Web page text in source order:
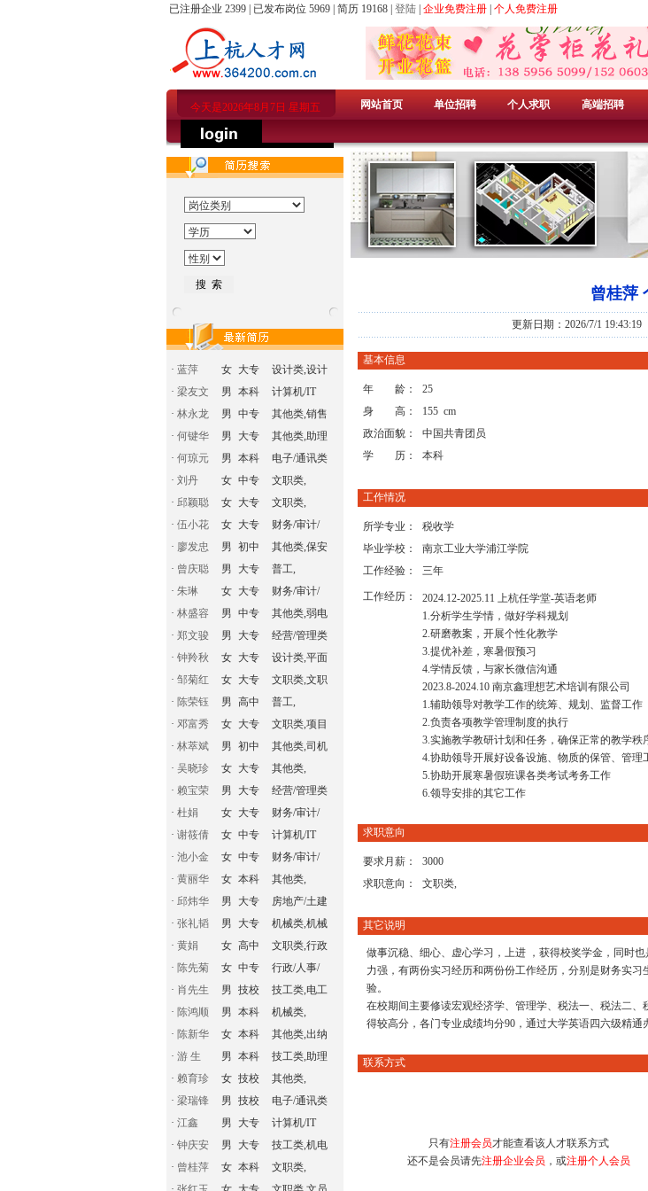
已注册企业 2399 | 已发布岗位 5969 | 简历 19168 | 登陆 企业免费注册 个人免费注册
今天是2026年8月7日 星期五 网站首页 单位招聘 个人求职 高端招聘
· 蓝萍 女 大专
设计类,设计
· 梁友文 男 本科
计算机/IT
· 林永龙 男 中专
其他类,销售
· 何键华 男 大专
其他类,助理
· 何琼元 男 本科
电子/通讯类
· 刘丹 女 中专
文职类,
· 邱颖聪 女 大专
文职类,
· 伍小花 女 大专
财务/审计/
· 廖发忠 男 初中
其他类,保安
· 曾庆聪 男 大专
普工,
· 朱琳 女 大专
财务/审计/
· 林盛容 男 中专
其他类,弱电
· 郑文骏 男 大专
经营/管理类
· 钟羚秋 女 大专
设计类,平面
· 邹菊红 女 大专
文职类,文职
· 陈荣钰 男 高中
普工,
· 邓富秀 女 大专
文职类,项目
· 林萃斌 男 初中
其他类,司机
· 吴晓珍 女 大专
其他类,
· 赖宝荣 男 大专
经营/管理类
· 杜娟 女 大专
财务/审计/
· 谢筱倩 女 中专
计算机/IT
· 池小金 女 中专
财务/审计/
· 黄丽华 女 本科
其他类,
· 邱炜华 男 大专
房地产/土建
· 张礼韬 男 大专
机械类,机械
· 黄娟 女 高中
文职类,行政
· 陈先菊 女 中专
行政/人事/
· 肖先生 男 技校
技工类,电工
· 陈鸿顺 男 本科
机械类,
· 陈新华 女 本科
其他类,出纳
· 游 生 男 本科
技工类,助理
· 赖育珍 女 技校
其他类,
· 梁瑞锋 男 技校
电子/通讯类
· 江鑫 男 大专
计算机/IT
· 钟庆安 男 大专
技工类,机电
· 曾桂萍 女 本科
文职类,
曾桂萍
更新日期：2026/7/1
基本信息
年 龄： 25
身 高：
155 cm
政治面貌：
中国共青团员
学 历：
本科
工作情况
所学专业： 税收学
毕业学校：
南京工业大学浦江学院
工作经验：
三年
工作经历：
2024.12-2025.11 上杭任学堂-英语老师
1.分析学生学情，做好学科规划
2.研磨教案，开展个性化教学
3.提优补差，寒暑假预习
4.学情反馈，与家长微信沟通
2023.8-2024.10 南京鑫理想艺术培训有限公司
1.辅助领导对教学工作的统筹、规划、监督工作
2.负责各项教学管理制度的执行
3.实施教学教研计划和任务，确保正常的教学秩
4.协助领导开展好设备设施、物质的保管、管
5.协助开展寒暑假班课各类考试考务工作
6.领导安排的其它工作
求职意向
要求月薪： 3000
求职意向：
文职类,
其它说明
做事沉稳、细心、虚心学习，上进 ，获得校奖学金，同时
力强，有两份实习经历和两份份工作经历，分别是财务实
验。
在校期间主要修读宏观经济学、管理学、税法一、税法二
得较高分，各门专业成绩均分90，通过大学英语四六级精通
联系方式
只有注册会员才能查看该人才联系方式
还不是会员请先注册企业会员 ，或注册个人会员